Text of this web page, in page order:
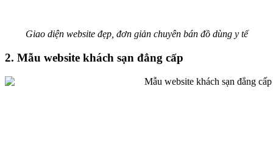
Giao diện website đẹp, đơn giản chuyên bán đồ dùng y tế
2. Mẫu website khách sạn đẳng cấp